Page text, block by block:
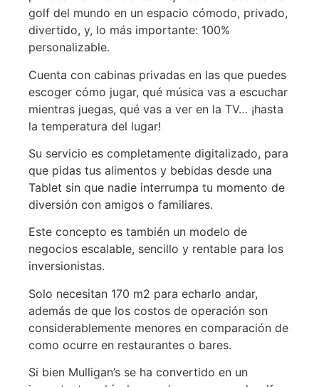
golf del mundo en un espacio cómodo, privado,
divertido, y, lo más importante: 100%
personalizable.
Cuenta con cabinas privadas en las que puedes
escoger cómo jugar, qué música vas a escuchar
mientras juegas, qué vas a ver en la TV… ¡hasta
la temperatura del lugar!
Su servicio es completamente digitalizado, para
que pidas tus alimentos y bebidas desde una
Tablet sin que nadie interrumpa tu momento de
diversión con amigos o familiares.
Este concepto es también un modelo de
negocios escalable, sencillo y rentable para los
inversionistas.
Solo necesitan 170 m2 para echarlo andar,
además de que los costos de operación son
considerablemente menores en comparación de
como ocurre en restaurantes o bares.
Si bien Mulligan’s se ha convertido en un